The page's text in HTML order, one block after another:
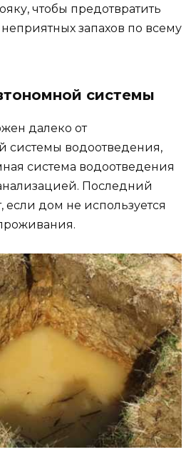
чтобы предотвратить
запахов по всему
системы
далеко от
системы водоотведения,
система водоотведения
Последний
если дом не используется